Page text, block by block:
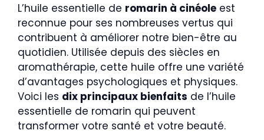
L’huile essentielle de romarin à cinéole est
reconnue pour ses nombreuses vertus qui
contribuent à améliorer notre bien-être au
quotidien. Utilisée depuis des siècles en
aromathérapie, cette huile offre une variété
d’avantages psychologiques et physiques.
Voici les dix principaux bienfaits de l’huile
essentielle de romarin qui peuvent
transformer votre santé et votre beauté.